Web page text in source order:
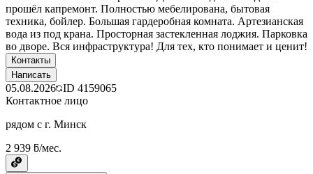
прошёл капремонт. Полностью мебелирована, бытовая
техника, бойлер. Большая гардеробная комната. Артезианская
вода из под крана. Просторная застекленная лоджия. Парковка
во дворе. Вся инфраструктура! Для тех, кто понимает и ценит!
Контакты
Написать
05.08.2026 ID 4159065
Контактное лицо
рядом с г. Минск
2 939 ƃ/мес.